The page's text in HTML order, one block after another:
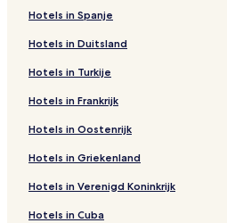
a
k
H
u
t
o
e
l
I
H
a
k
H
n
H
t
e
l
a
O
n
e
u
g
t
H
o
t
n
a
B
o
o
m
o
t
e
l
Hotels in Spanje
Hotels in Duitsland
Hotels in Turkije
Hotels in Frankrijk
Hotels in Oostenrijk
Hotels in Griekenland
Hotels in Verenigd Koninkrijk
Hotels in Cuba